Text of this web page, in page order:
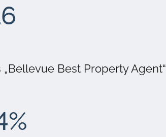
Best Property Agent“
%